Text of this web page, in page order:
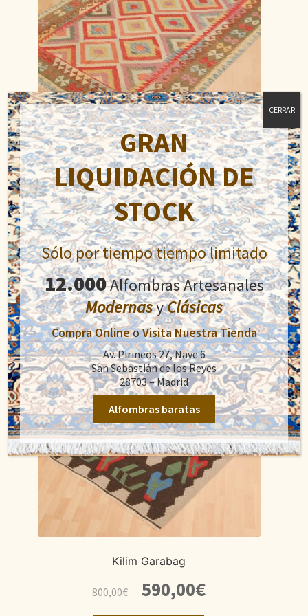
Kilim
550,00€
El
precio
original
era:
550,00€.
450,00€El
precio
actual
es:
450,00€.
Añadir al carrito
Kilim Garabag
800,00€
precio
590,00€El
precio
GRAN
LIQUIDACIÓN DE
STOCK
Sólo por tiempo tiempo limitado
12.000Alfombras Artesanales
ModernasyClásicas
Compra OnlineoVisita Nuestra Tienda
Av. Pirineos 27, Nave 6
San Sebastián de los Reyes
28703 – Madrid
Alfombras baratas
CERRAR